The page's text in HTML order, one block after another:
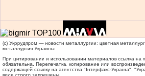
(c) Укррудпром — новости металлургии: цветная
металлургия Украины
При цитировании и использовании материалов ссылка на
обязательна. Перепечатка, копирование или
содержащей ссылку на агентства "Iнтерфакс-Україна",